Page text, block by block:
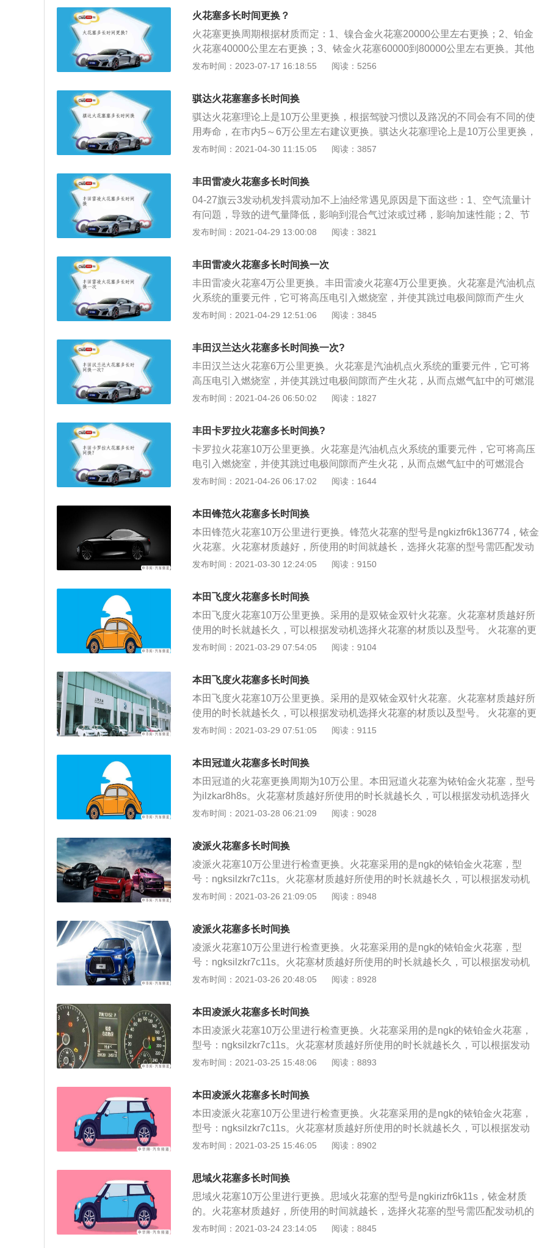
火花塞多长时间更换？
火花塞更换周期根据材质而定：1、镍合金火花塞20000公里左右更换；2、铂金
火花塞40000公里左右更换；3、铱金火花塞60000到80000公里左右更换。其他
需要更换火花塞的情况是：1、加速时发动机异常抖动；2、怠速抖动；3、启动
极间隙产生火花，点燃气缸中的可燃混合气，其组成是：接线螺母、绝缘体、接
线螺杆、中心电极、侧电极、外壳。
发布时间：2023-07-17 16:18:55 阅读：5256
骐达火花塞塞多长时间换
骐达火花塞理论上是10万公里更换，根据驾驶习惯以及路况的不同会有不同的使
用寿命，在市内5～6万公里左右建议更换。骐达火花塞理论上是10万公里更换，
根据驾驶习惯以及路况的不同会有不同的使用寿命，在市内5～6万公里左右建议
跳过电极间隙而产生火花，从而点燃气缸中的可燃混合气。火花塞的结构介绍如
下：1、钢壳：钢壳下部是细螺纹，用于与缸盖火花塞孔配装，上部有外六方螺
母，用于装火花塞套筒，以拧紧或拧出火花塞；2、金属杆是中心电极。金属杆
下端与中心电极上端通过导体玻璃体接触，金属杆上端装有接线螺母；3、在钢
制壳体与中心电极之间有高氧化铝陶瓷绝缘体，使中心电极在通电时绝缘；汽修
中部有铜制垫圈。骐达火花塞理论上是10万公里更换，按照行驶生活习惯以及路
况的不相同会有不相同的使用周期，在市内5～6万公里上下提倡更换。汽车维修
技术辋http://www.QCWXJS.COM/
发布时间：2021-04-30 11:15:05 阅读：3857
丰田雷凌火花塞多长时间换
04-27旗云3发动机发抖震动加不上油经常遇见原因是下面这些：1、空气流量计
有问題，导致的进气量降低，影响到混合气过浓或过稀，影响加速性能；2、节
气门...
发布时间：2021-04-29 13:00:08 阅读：3821
丰田雷凌火花塞多长时间换一次
丰田雷凌火花塞4万公里更换。丰田雷凌火花塞4万公里更换。火花塞是汽油机点
火系统的重要元件，它可将高压电引入燃烧室，并使其跳过电极间隙而产生火
花，从而点燃气缸中的可燃混合气。火花塞的更换步骤如下：1、拔下点火线圈
缘体是否击穿，检查电极是否磨损等）；2、选择合适工具，组装工具，拆卸火
花塞，并逐个取出火花塞；用清洁布遮盖住气缸上火花塞孔，避免物体进入缸体
内部；3、将点火线圈对正火花塞，安装到位，使用工具旋入螺栓；清洁量具，
测量火花塞间隙，并判断火花塞；汽修网Http://www.qcwXjS.cOm/4、检查新火
花塞外观是否存在问题，将火花塞装入专用套筒，旋入火花塞孔使用数字式扭力
使用数字式扭力扳手拧紧至8nm。启动车辆，消除故障，整理工位。www.QCWX
js.com
发布时间：2021-04-29 12:51:06 阅读：3845
丰田汉兰达火花塞多长时间换一次?
丰田汉兰达火花塞6万公里更换。火花塞是汽油机点火系统的重要元件，它可将
高压电引入燃烧室，并使其跳过电极间隙而产生火花，从而点燃气缸中的可燃混
合气。火花塞的更换步骤如下：1、拔下点火线圈线束插头，拆卸点火线圈固定
磨损等）；2、选择合适工具，组装工具，拆卸火花塞，并逐个取出火花塞；用
清洁布遮盖住气缸上火花塞孔，避免物体进入缸体内部；3、将点火线圈对正火
花塞，安装到位，使用工具旋入螺栓；清洁量具，测量火花塞间隙，并判断火花
塞；4、检查新火花塞外观是否存在问题，将火花塞装入专用套筒，旋入火花塞
孔使用数字式扭力扳手，调至25nm，拧紧火花塞，关闭点火开关，打开引擎盖，
位。
发布时间：2021-04-26 06:50:02 阅读：1827
丰田卡罗拉火花塞多长时间换?
卡罗拉火花塞10万公里更换。火花塞是汽油机点火系统的重要元件，它可将高压
电引入燃烧室，并使其跳过电极间隙而产生火花，从而点燃气缸中的可燃混合
气。火花塞的更换步骤如下：1、拔下点火线圈线束插头，拆卸点火线圈固定螺
损等）；2、选择合适工具，组装工具，拆卸火花塞，并逐个取出火花塞；用清
洁布遮盖住气缸上火花塞孔，避免物体进入缸体内部；3、将点火线圈对正火花
塞，安装到位，使用工具旋入螺栓；清洁量具，测量火花塞间隙，并判断火花
塞；4、检查新火花塞外观是否存在问题，将火花塞装入专用套筒，旋入火花塞
孔使用数字式扭力扳手，调至25nm，拧紧火花塞，关闭点火开关，打开引擎盖，
位。
发布时间：2021-04-26 06:17:02 阅读：1644
本田锋范火花塞多长时间换
本田锋范火花塞10万公里进行更换。锋范火花塞的型号是ngkizfr6k136774，铱金
火花塞。火花塞材质越好，所使用的时间就越长，选择火花塞的型号需匹配发动
机的型号。 火花塞的更换步骤如下： 1、拔下点火线圈线束插头，拆卸点火线圈
是否磨损等）； 2、选择合适工具，组装工具，拆卸火花塞，并逐个取出火花
塞；用清洁布遮盖住气缸上火花塞孔，避免物体进入缸体内部； 3、将点火线圈
对正火花塞，安装到位，使用工具旋入螺栓；清洁量具，测量火花塞间隙，并判
断火花塞； 4、检查新火花塞外观是否存在问题，将火花塞装入专用套筒，旋入
火花塞孔使用数字式扭力扳手，拧紧火花塞，关闭点火开关，打开引擎盖，安装
发布时间：2021-03-30 12:24:05 阅读：9150
本田飞度火花塞多长时间换
本田飞度火花塞10万公里更换。采用的是双铱金双针火花塞。火花塞材质越好所
使用的时长就越长久，可以根据发动机选择火花塞的材质以及型号。 火花塞的更
换步骤如下： 1、拔下点火线圈线束插头，拆卸点火线圈固定螺栓；检查火花塞
择合适工具，组装工具，拆卸火花塞，并逐个取出火花塞；用清洁布遮盖住气缸
上火花塞孔，避免物体进入缸体内部； 3、将点火线圈对正火花塞，安装到位，
使用工具旋入螺栓；清洁量具，测量火花塞间隙，并判断火花塞； 4、检查新火
花塞外观是否存在问题，将火花塞装入专用套筒，旋入火花塞孔使用数字式扭力
扳手，拧紧火花塞，关闭点火开关，打开引擎盖，安装三件套； 5、使用数字式
发布时间：2021-03-29 07:54:05 阅读：9104
本田飞度火花塞多长时间换
本田飞度火花塞10万公里更换。采用的是双铱金双针火花塞。火花塞材质越好所
使用的时长就越长久，可以根据发动机选择火花塞的材质以及型号。 火花塞的更
换步骤如下： 1、拔下点火线圈线束插头，拆卸点火线圈固定螺栓；检查火花塞
择合适工具，组装工具，拆卸火花塞，并逐个取出火花塞；用清洁布遮盖住气缸
上火花塞孔，避免物体进入缸体内部； 3、将点火线圈对正火花塞，安装到位，
使用工具旋入螺栓；清洁量具，测量火花塞间隙，并判断火花塞； 4、检查新火
花塞外观是否存在问题，将火花塞装入专用套筒，旋入火花塞孔使用数字式扭力
扳手，拧紧火花塞，关闭点火开关，打开引擎盖，安装三件套； 5、使用数字式
发布时间：2021-03-29 07:51:05 阅读：9115
本田冠道火花塞多长时间换
本田冠道的火花塞更换周期为10万公里。本田冠道火花塞为铱铂金火花塞，型号
为ilzkar8h8s。火花塞材质越好所使用的时长就越长久，可以根据发动机选择火
花塞的材质以及型号。 火花塞的更换步骤如下： 1、拔下点火线圈线束插头，拆
穿，检查电极是否磨损等）； 2、选择合适工具，组装工具，拆卸火花塞，并逐
个取出火花塞；用清洁布遮盖住气缸上火花塞孔，避免物体进入缸体内部； 3、
将点火线圈对正火花塞，安装到位，使用工具旋入螺栓；清洁量具，测量火花塞
间隙，并判断火花塞； 4、检查新火花塞外观是否存在问题，将火花塞装入专用
套筒，旋入火花塞孔使用数字式扭力扳手，拧紧火花塞，关闭点火开关，打开引
工位。
发布时间：2021-03-28 06:21:09 阅读：9028
凌派火花塞多长时间换
凌派火花塞10万公里进行检查更换。火花塞采用的是ngk的铱铂金火花塞，型
号：ngksilzkr7c11s。火花塞材质越好所使用的时长就越长久，可以根据发动机
选择火花塞的材质以及型号。 火花塞的更换步骤如下： 1、拔下点火线圈线束插
否击穿，检查电极是否磨损等）； 2、选择合适工具，组装工具，拆卸火花塞，
并逐个取出火花塞；用清洁布遮盖住气缸上火花塞孔，避免物体进入缸体内部；
3、将点火线圈对正火花塞，安装到位，使用工具旋入螺栓；清洁量具，测量火
花塞间隙，并判断火花塞； 4、检查新火花塞外观是否存在问题，将火花塞装入
专用套筒，旋入火花塞孔使用数字式扭力扳手，拧紧火花塞，关闭点火开关，打
整理工位。
发布时间：2021-03-26 21:09:05 阅读：8948
凌派火花塞多长时间换
凌派火花塞10万公里进行检查更换。火花塞采用的是ngk的铱铂金火花塞，型
号：ngksilzkr7c11s。火花塞材质越好所使用的时长就越长久，可以根据发动机
选择火花塞的材质以及型号。 火花塞的更换步骤如下： 1、拔下点火线圈线束插
否击穿，检查电极是否磨损等）； 2、选择合适工具，组装工具，拆卸火花塞，
并逐个取出火花塞；用清洁布遮盖住气缸上火花塞孔，避免物体进入缸体内部；
3、将点火线圈对正火花塞，安装到位，使用工具旋入螺栓；清洁量具，测量火
花塞间隙，并判断火花塞； 4、检查新火花塞外观是否存在问题，将火花塞装入
专用套筒，旋入火花塞孔使用数字式扭力扳手，拧紧火花塞，关闭点火开关，打
整理工位。
发布时间：2021-03-26 20:48:05 阅读：8928
本田凌派火花塞多长时间换
本田凌派火花塞10万公里进行检查更换。火花塞采用的是ngk的铱铂金火花塞，
型号：ngksilzkr7c11s。火花塞材质越好所使用的时长就越长久，可以根据发动
机选择火花塞的材质以及型号。 火花塞的更换步骤如下： 1、拔下点火线圈线束
是否击穿，检查电极是否磨损等）； 2、选择合适工具，组装工具，拆卸火花
塞，并逐个取出火花塞；用清洁布遮盖住气缸上火花塞孔，避免物体进入缸体内
部； 3、将点火线圈对正火花塞，安装到位，使用工具旋入螺栓；清洁量具，测
量火花塞间隙，并判断火花塞； 4、检查新火花塞外观是否存在问题，将火花塞
装入专用套筒，旋入火花塞孔使用数字式扭力扳手，拧紧火花塞，关闭点火开
故障，整理工位。
发布时间：2021-03-25 15:48:06 阅读：8893
本田凌派火花塞多长时间换
本田凌派火花塞10万公里进行检查更换。火花塞采用的是ngk的铱铂金火花塞，
型号：ngksilzkr7c11s。火花塞材质越好所使用的时长就越长久，可以根据发动
机选择火花塞的材质以及型号。 火花塞的更换步骤如下： 1、拔下点火线圈线束
是否击穿，检查电极是否磨损等）； 2、选择合适工具，组装工具，拆卸火花
塞，并逐个取出火花塞；用清洁布遮盖住气缸上火花塞孔，避免物体进入缸体内
部； 3、将点火线圈对正火花塞，安装到位，使用工具旋入螺栓；清洁量具，测
量火花塞间隙，并判断火花塞； 4、检查新火花塞外观是否存在问题，将火花塞
装入专用套筒，旋入火花塞孔使用数字式扭力扳手，拧紧火花塞，关闭点火开
发布时间：2021-03-25 15:46:05 阅读：8902
思域火花塞多长时间换
思域火花塞10万公里进行更换。思域火花塞的型号是ngkirizfr6k11s，铱金材质
的。火花塞材质越好，所使用的时间就越长，选择火花塞的型号需匹配发动机的
型号。 火花塞的更换步骤如下： 1、拔下点火线圈线束插头，拆卸点火线圈固定
发布时间：2021-03-24 23:14:05 阅读：8845